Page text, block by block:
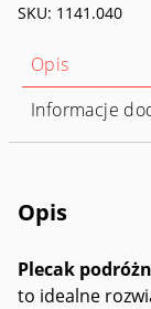
Escape
2w1
SKU: 1141.040
Opis
Informacje
Opis
Plecak
to idealne